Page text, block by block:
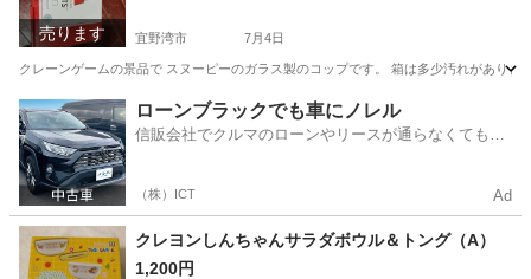
売ります 宜野湾市 7月4日
クレーンゲームの景品で スヌーピーのガラス製のコップです。 箱は多少汚れがあり
沖縄 宜野湾市 食器 スヌーピー
ローンブラックでも車にノレル
信販会社でクルマのローンやリースが通らなくてもク
（株）ICT Ad
クレヨンしんちゃんサラダボウル＆トング（A）
1,200円